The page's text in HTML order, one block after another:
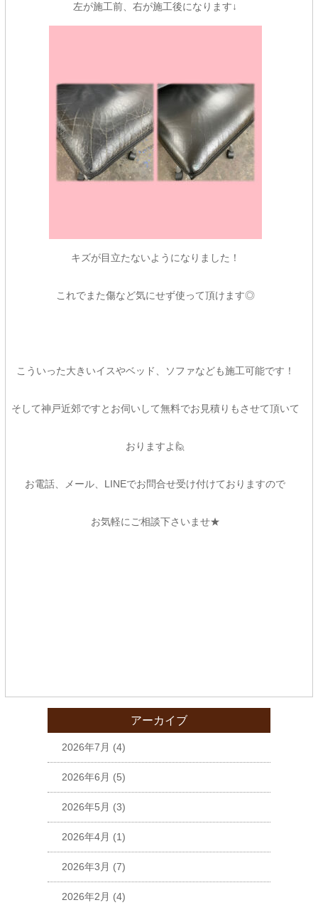
左が施工前、右が施工後になります↓
キズが目立たないようになりました！
これでまた傷など気にせず使って頂けます◎
こういった大きいイスやベッド、ソファなども施工可能です！
そして神戸近郊ですとお伺いして無料でお見積りもさせて頂いて
おりますよ🙋
お電話、メール、LINEでお問合せ受け付けておりますので
お気軽にご相談下さいませ★
アーカイブ
2026年7月 (4)
2026年6月 (5)
2026年5月 (3)
2026年4月 (1)
2026年3月 (7)
2026年2月 (4)